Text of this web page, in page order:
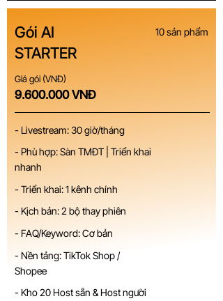
Gói AI
STARTER
10 sản phẩm
Giá gói (VNĐ)
9.600.000VNĐ
- Livestream: 30 giờ/tháng
- Phù hợp: Sàn TMĐT | Triển khai
nhanh
- Triển khai: 1 kênh chính
- Kịch bản: 2 bộ thay phiên
- FAQ/Keyword: Cơ bản
- Nền tảng: TikTok Shop /
Shopee
- Kho 20 Host sẵn & Host người